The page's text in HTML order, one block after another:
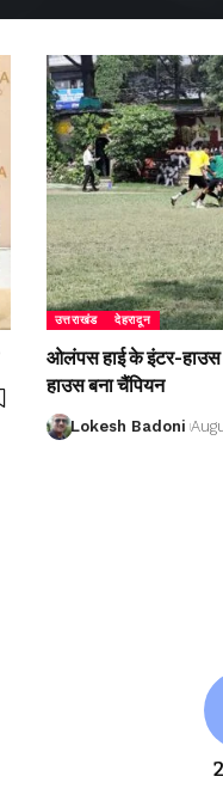
उत्तराखंड देहरादून
ओलंपस हाई के इंटर-हाउस
हाउस बना चैंपियन
Lokesh Badoni